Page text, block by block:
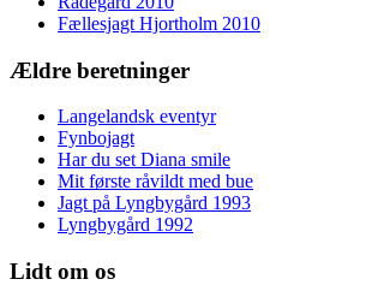
Fællesjagt Hjortholm 2010
Ældre beretninger
Langelandsk eventyr
Fynbojagt
Har du set Diana smile
Mit første råvildt med bue
Jagt på Lyngbygård 1993
Lyngbygård 1992
Lidt om os